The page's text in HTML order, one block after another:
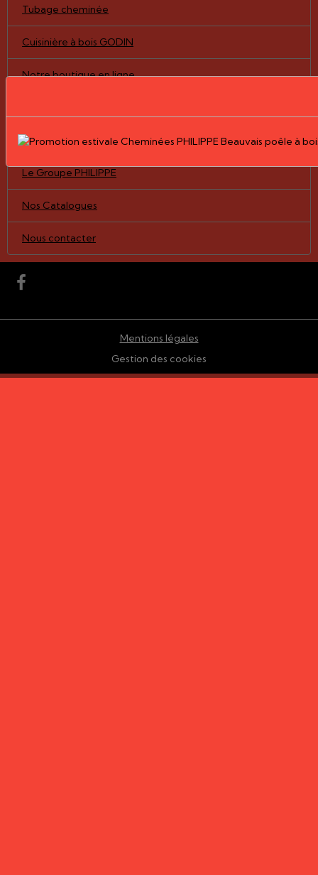
Tubage cheminée
Cuisinière à bois GODIN
Notre boutique en ligne
Nos Réalisations
Le Groupe PHILIPPE
Nos Catalogues
Nous contacter
Mentions légales
Gestion des cookies